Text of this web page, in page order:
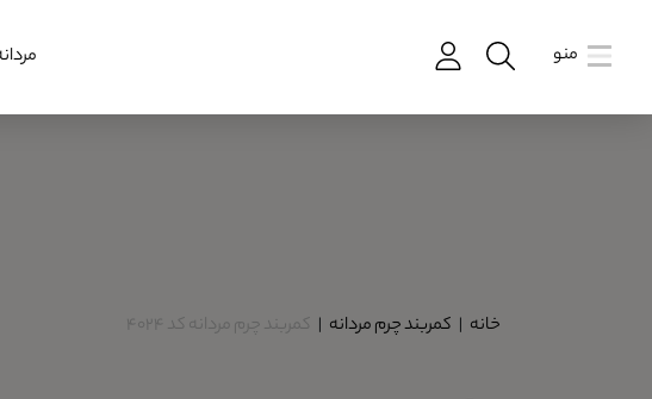
منو
خانه | کمربند چرم مردانه | کمربند چرم مردانه کد 4024